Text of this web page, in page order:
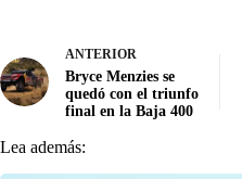
ANTERIOR
Bryce Menzies se
quedó con el triunfo
final en la Baja 400
Lea además: